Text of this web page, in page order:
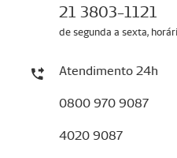
21 3803-1121
de segunda a sexta,
Atendimento 24h
0800 970 9087
4020 9087